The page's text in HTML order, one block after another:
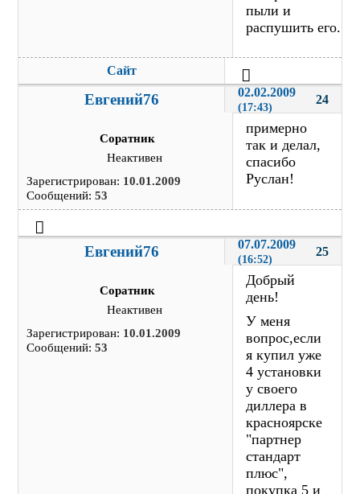
пыли и
распушить его.
Сайт
24
Евгений76 02.02.2009
(17:43)
Соратник
Неактивен
Зарегистрирован: 10.01.2009
Сообщений:53
примерно
так и делал,
спасибо
Руслан!
25
Евгений76 07.07.2009
(16:52)
Соратник
Неактивен
Зарегистрирован: 10.01.2009
Сообщений:53
Добрый
день!
У меня
вопрос,если
я купил уже
4 установки
у своего
диллера в
красноярске
"партнер
стандарт
плюс",
покупка 5 и